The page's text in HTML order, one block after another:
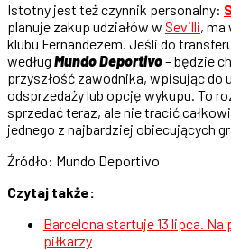
Istotny jest też czynnik personalny:
planuje zakup udziałów w Sevilli, ma
klubu Fernandezem. Jeśli do
według Mundo Deportivo– będzie
przyszłość zawodnika, wpisując do
odsprzedaży lub opcję wykupu. To
sprzedać teraz, ale nie tracić
jednego z najbardziej obiecujących
Źródło: Mundo Deportivo
Czytaj także:
Barcelona startuje 13 lipca.
piłkarzy